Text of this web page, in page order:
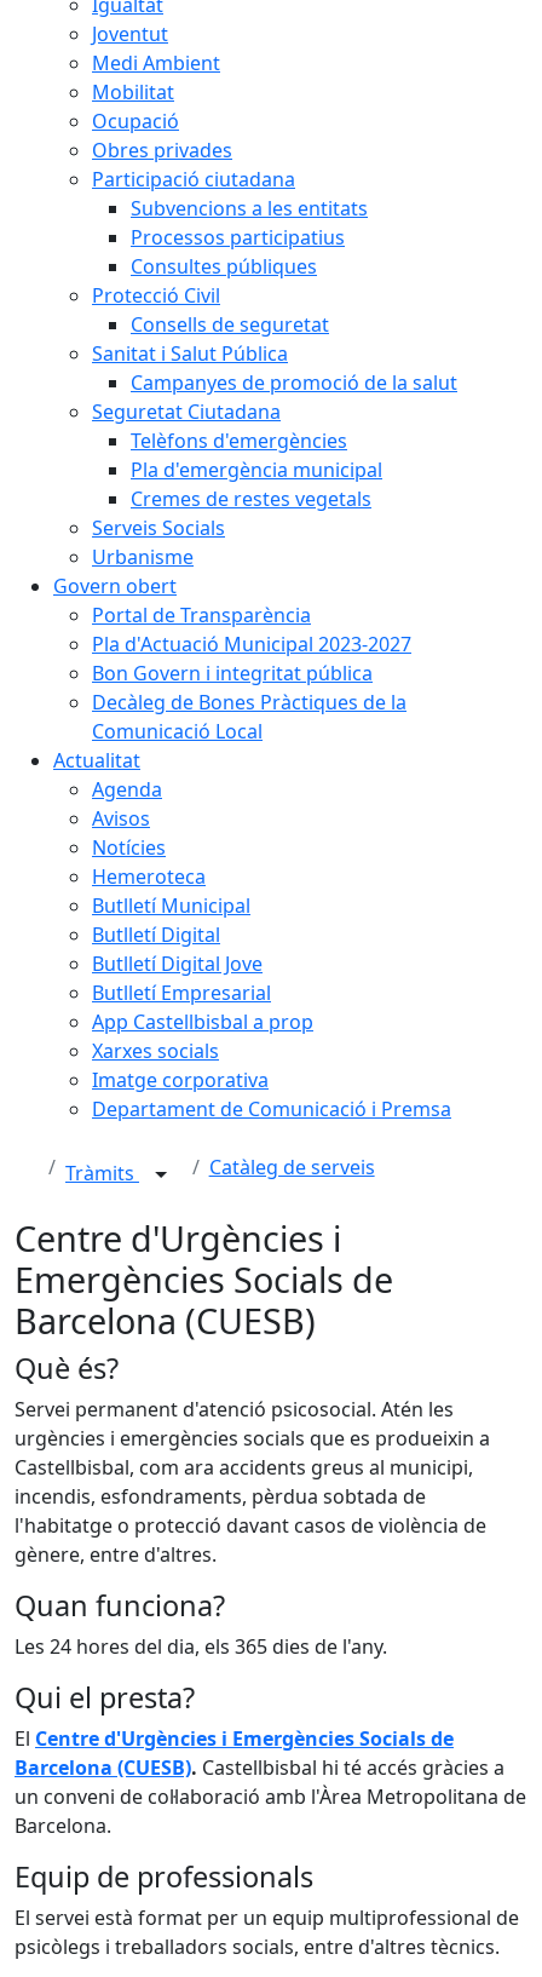
Joventut
Medi Ambient
Mobilitat
Ocupació
Obres privades
Participació ciutadana
Subvencions a les entitats
Processos participatius
Consultes públiques
Protecció Civil
Consells de seguretat
Sanitat i Salut Pública
Campanyes de promoció de la salut
Seguretat Ciutadana
Telèfons d'emergències
Pla d'emergència municipal
Cremes de restes vegetals
Serveis Socials
Urbanisme
Govern obert
Portal de Transparència
Pla d'Actuació Municipal 2023-2027
Bon Govern i integritat pública
Decàleg de Bones Pràctiques de la
Comunicació Local
Actualitat
Agenda
Avisos
Notícies
Hemeroteca
Butlletí Municipal
Butlletí Digital
Butlletí Digital Jove
Butlletí Empresarial
App Castellbisbal a prop
Xarxes socials
Imatge corporativa
Departament de Comunicació i Premsa
Tràmits Catàleg de serveis
Centre d'Urgències i
Emergències Socials de
Barcelona (CUESB)
Què és?
Servei permanent d'atenció psicosocial. Atén les
urgències i emergències socials que es produeixin a
Castellbisbal, com ara accidents greus al municipi,
incendis, esfondraments, pèrdua sobtada de
l'habitatge o protecció davant casos de violència de
gènere, entre d'altres.
Quan funciona?
Les 24 hores del dia, els 365 dies de l'any.
Qui el presta?
El Centre d'Urgències i Emergències Socials de
Barcelona (CUESB). Castellbisbal hi té accés gràcies a
un conveni de col·laboració amb l'Àrea Metropolitana de
Barcelona.
Equip de professionals
El servei està format per un equip multiprofessional de
psicòlegs i treballadors socials, entre d'altres tècnics.